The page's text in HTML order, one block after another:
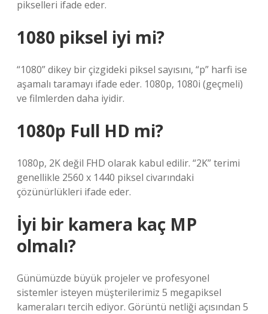
pikselleri ifade eder.
1080 piksel iyi mi?
“1080” dikey bir çizgideki piksel sayısını, “p” harfi ise
aşamalı taramayı ifade eder. 1080p, 1080i (geçmeli)
ve filmlerden daha iyidir.
1080p Full HD mi?
1080p, 2K değil FHD olarak kabul edilir. “2K” terimi
genellikle 2560 x 1440 piksel civarındaki
çözünürlükleri ifade eder.
İyi bir kamera kaç MP
olmalı?
Günümüzde büyük projeler ve profesyonel
sistemler isteyen müşterilerimiz 5 megapiksel
kameraları tercih ediyor. Görüntü netliği açısından 5